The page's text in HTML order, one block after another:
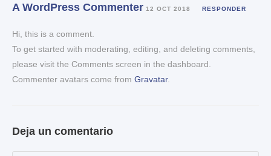
A WordPress Commenter 12 OCT 2018 RESPONDER
Hi, this is a comment.
To get started with moderating, editing, and deleting comments,
please visit the Comments screen in the dashboard.
Commenter avatars come from Gravatar.
Deja un comentario